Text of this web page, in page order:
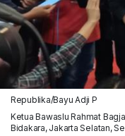
Republika/Bayu Adji P
Ketua Bawaslu Rahmat
Bidakara, Jakarta Selatan,